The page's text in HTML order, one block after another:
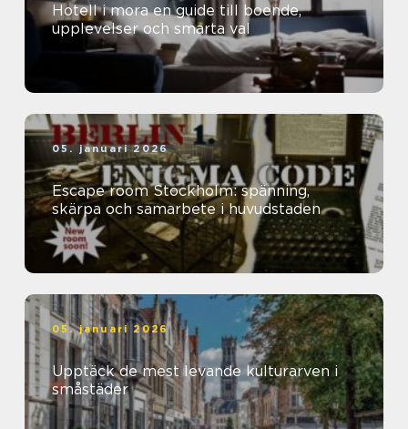
Hotell i mora en guide till boende,
upplevelser och smarta val
05. januari 2026
Escape room Stockholm: spänning,
skärpa och samarbete i huvudstaden
05. januari 2026
Upptäck de mest levande kulturarven i
småstäder